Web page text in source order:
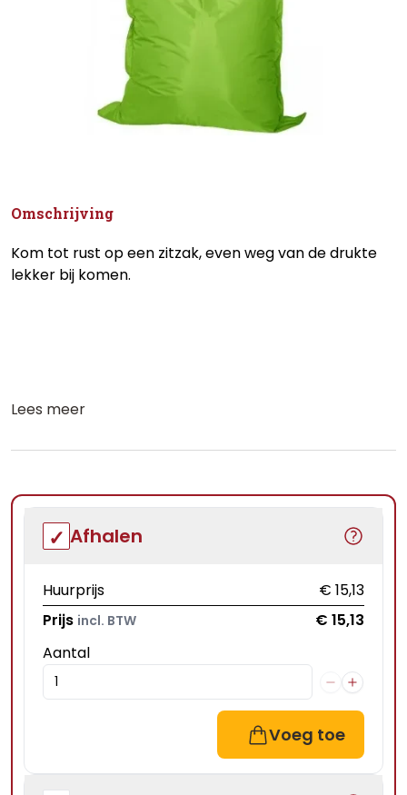
Omschrijving
Kom tot rust op een zitzak, even weg van de drukte
lekker bij komen.
Lees meer
Afhalen
Huurprijs
€ 15,13
Prijs incl. BTW
€ 15,13
Aantal
Voeg toe